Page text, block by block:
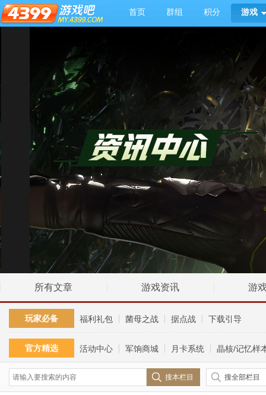
首页 群组 积分 游戏
所有文章 游戏资讯 游
玩家必备 福利礼包 菌母之战 据点战 下载引导
官方精选 活动中心 军饷商城 月卡系统 晶核/记忆样
搜本栏目 搜全部栏目